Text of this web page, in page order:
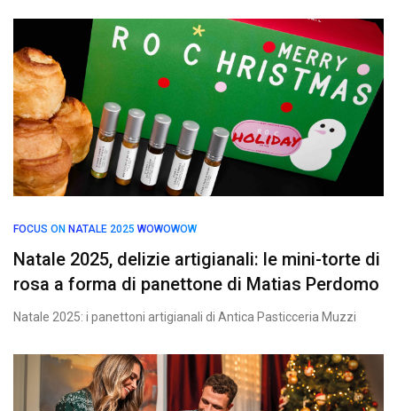
FOCUS ON NATALE 2025 WOWOWOW
Natale 2025, delizie artigianali: le mini-torte di
rosa a forma di panettone di Matias Perdomo
Natale 2025: i panettoni artigianali di Antica Pasticceria Muzzi